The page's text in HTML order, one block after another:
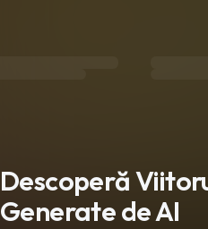
Descoperă
Generate de AI